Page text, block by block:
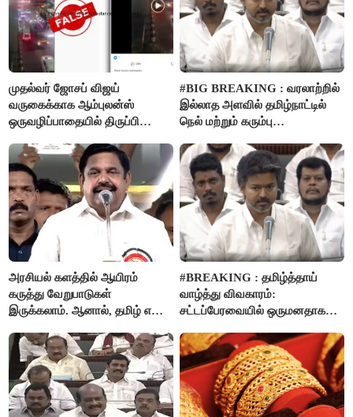
முதல்வர் ஜோசப் விஜய்
வருகைக்காக ஆம்புலன்ஸ்
ஒருவழிப்பாதையில் திருப்பி
தான்..!
#BIG BREAKING : வரலாற்றில்
இல்லாத அளவில் தமிழ்நாட்டில்
நெல் மற்றும் கரும்பு
ஊக்கத்தொகையை உயர்த்த
முடிவு - முதலமைச்சர் விஜய்
அறிவிப்பு..!
அரசியல் களத்தில் ஆயிரம்
கருத்து வேறுபாடுகள்
இருக்கலாம். ஆனால், தமிழ் என்று
தமிழர்கள் - எடப்பாடி பழனிசாமி..!
#BREAKING : தமிழ்த்தாய்
வாழ்த்து விவகாரம்:
சட்டப்பேரவையில் ஒருமனதாக